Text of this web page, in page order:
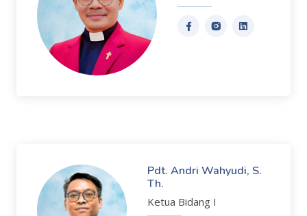
Pdt. Andri Wahyudi, S.
Th.
Ketua Bidang I